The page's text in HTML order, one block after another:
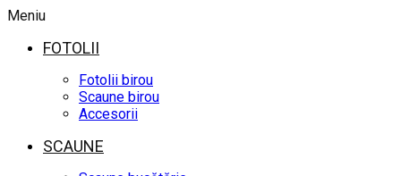
Meniu
FOTOLII
Fotolii birou
Scaune birou
Accesorii
SCAUNE